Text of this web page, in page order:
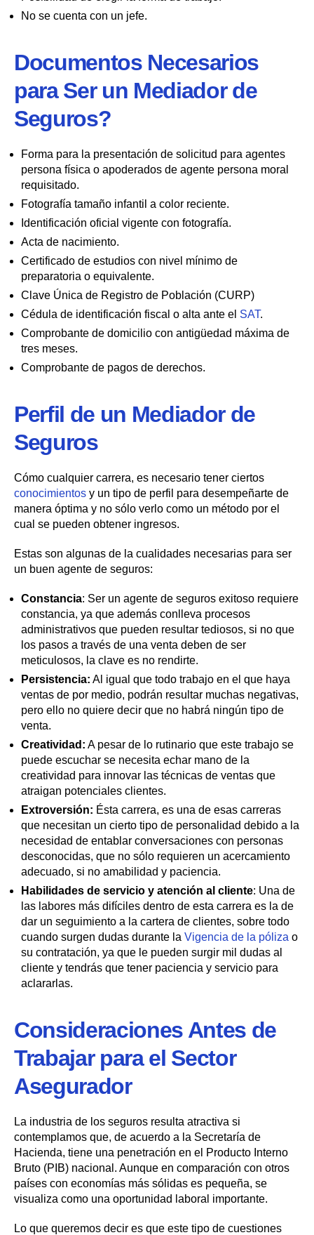
No se cuenta con un jefe.
Documentos Necesarios
para Ser un Mediador de
Seguros?
Forma para la presentación de solicitud para agentes
persona física o apoderados de agente persona moral
requisitado.
Fotografía tamaño infantil a color reciente.
Identificación oficial vigente con fotografía.
Acta de nacimiento.
Certificado de estudios con nivel mínimo de
preparatoria o equivalente.
Clave Única de Registro de Población (CURP)
Cédula de identificación fiscal o alta ante el SAT.
Comprobante de domicilio con antigüedad máxima de
tres meses.
Comprobante de pagos de derechos.
Perfil de un Mediador de
Seguros
Cómo cualquier carrera, es necesario tener ciertos
conocimientos y un tipo de perfil para desempeñarte de
manera óptima y no sólo verlo como un método por el
cual se pueden obtener ingresos.
Estas son algunas de la cualidades necesarias para ser
un buen agente de seguros:
Constancia: Ser un agente de seguros exitoso requiere
constancia, ya que además conlleva procesos
administrativos que pueden resultar tediosos, si no que
los pasos a través de una venta deben de ser
meticulosos, la clave es no rendirte.
Persistencia: Al igual que todo trabajo en el que haya
ventas de por medio, podrán resultar muchas negativas,
pero ello no quiere decir que no habrá ningún tipo de
venta.
Creatividad: A pesar de lo rutinario que este trabajo se
puede escuchar se necesita echar mano de la
creatividad para innovar las técnicas de ventas que
atraigan potenciales clientes.
Extroversión: Ésta carrera, es una de esas carreras
que necesitan un cierto tipo de personalidad debido a la
necesidad de entablar conversaciones con personas
desconocidas, que no sólo requieren un acercamiento
adecuado, si no amabilidad y paciencia.
Habilidades de servicio y atención al cliente: Una de
las labores más difíciles dentro de esta carrera es la de
dar un seguimiento a la cartera de clientes, sobre todo
cuando surgen dudas durante la Vigencia de la póliza o
su contratación, ya que le pueden surgir mil dudas al
cliente y tendrás que tener paciencia y servicio para
aclararlas.
Consideraciones Antes de
Trabajar para el Sector
Asegurador
La industria de los seguros resulta atractiva si
contemplamos que, de acuerdo a la Secretaría de
Hacienda, tiene una penetración en el Producto Interno
Bruto (PIB) nacional. Aunque en comparación con otros
países con economías más sólidas es pequeña, se
visualiza como una oportunidad laboral importante.
Lo que queremos decir es que este tipo de cuestiones